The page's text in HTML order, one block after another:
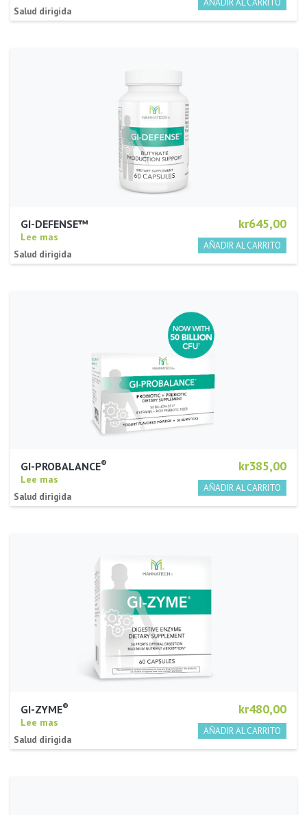
Salud dirigida
kr645,00
GI-DEFENSE™
Lee mas
Salud dirigida
kr385,00
GI-PROBALANCE®
Lee mas
Salud dirigida
kr480,00
GI-ZYME®
Lee mas
Salud dirigida